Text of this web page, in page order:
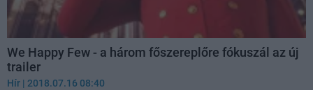
We Happy Few - a három főszereplőre fókuszál az új
trailer
Hír | 2018.07.16 08:40